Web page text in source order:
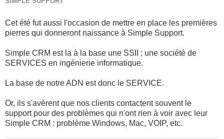
Cet été fut aussi l'occasion de mettre en place les premières
pierres qui donneront naissance à Simple Support.
Simple CRM est la à la base une SSII ; une société de
SERVICES en ingénierie informatique.
La base de notre ADN est donc le SERVICE.
Or, ils s'avèrent que nos clients contactent souvent le
support pour des problèmes qui n'ont rien à voir avec leur
Simple CRM : problème Windows, Mac, VOIP, etc.